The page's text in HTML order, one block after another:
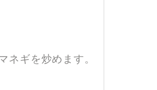
ネギを炒めます。